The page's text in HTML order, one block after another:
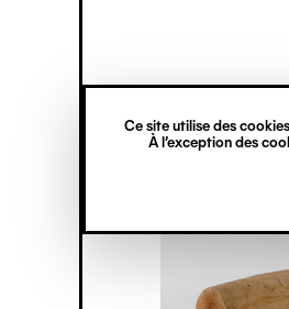
Ce site utilise des
À l’exception des
principal
verticale